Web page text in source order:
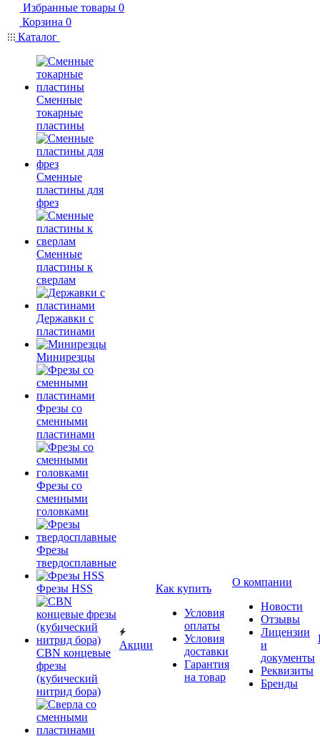
Избранные товары 0
Корзина 0
Каталог
Сменные
токарные
пластины
Сменные
пластины для
фрез
Сменные
пластины к
сверлам
Державки с
пластинами
Минирезцы
Фрезы со
сменными
пластинами
Фрезы со
сменными
головками
Фрезы
твердосплавные
Фрезы HSS
CBN концевые
фрезы
(кубический
нитрид бора)
Акции
Как купить
Условия
оплаты
Условия
доставки
Гарантия
на товар
О компании
Новости
Отзывы
Лицензии
и
документы
Реквизиты
Бренды